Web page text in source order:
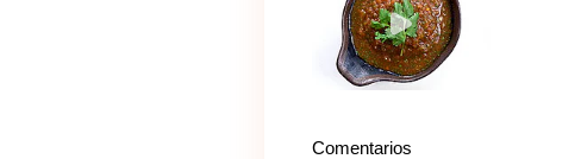
Comentarios